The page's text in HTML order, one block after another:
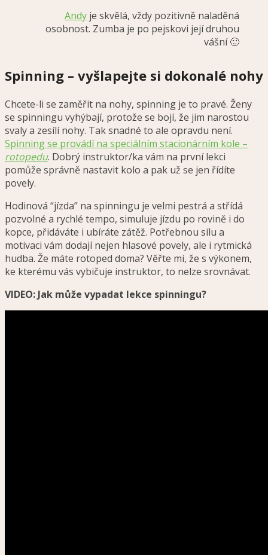
Andy je skvělá, vždy pozitivně naladěná
osobnost. Zumba je po pejskovi její druhou
vášní 🙂
Spinning – vyšlapejte si dokonalé nohy
Chcete-li se zaměřit na nohy, spinning je to pravé. Ženy
se spinningu vyhýbají, protože se bojí, že jim narostou
svaly a zesílí nohy. Tak snadné to ale opravdu není.
Spinning se provádí na speciálním stacionárním kole –
rotopedu. Dobrý instruktor/ka vám na první lekci
pomůže správně nastavit kolo a pak už se jen řídíte
povely.
Hodinová “jízda” na spinningu je velmi pestrá a střídá
pozvolné a rychlé tempo, simuluje jízdu po rovině i do
kopce, přidáváte i ubíráte zátěž. Potřebnou sílu a
motivaci vám dodají nejen hlasové povely, ale i rytmická
hudba. Že máte rotoped doma? Věřte mi, že s výkonem,
ke kterému vás vybičuje instruktor, to nelze srovnávat.
VIDEO: Jak může vypadat lekce spinningu?